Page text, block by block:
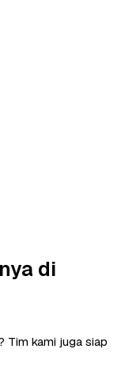
di
Tim kami juga siap